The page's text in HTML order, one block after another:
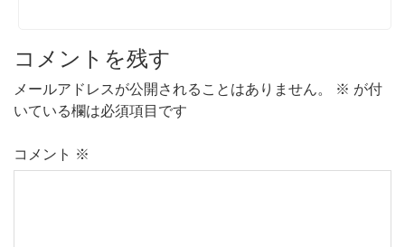
コメントを残す
メールアドレスが公開されることはありません。 ※ が付
いている欄は必須項目です
コメント ※